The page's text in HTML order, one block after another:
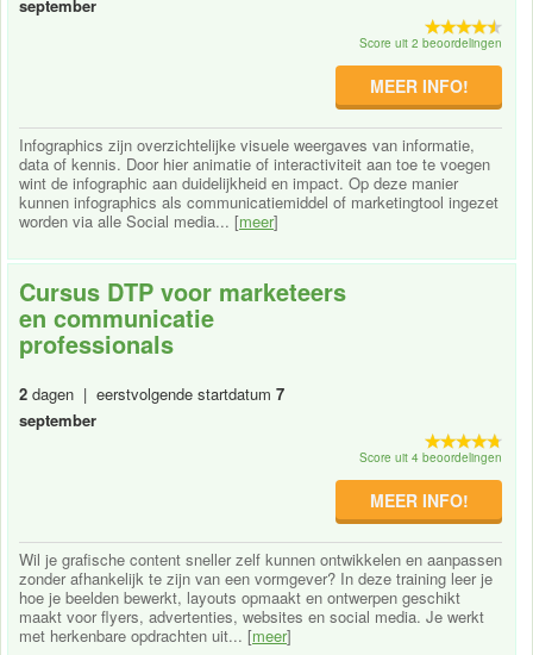
september
Score uit 2 beoordelingen
MEER INFO!
Infographics zijn overzichtelijke visuele weergaves van informatie,
data of kennis. Door hier animatie of interactiviteit aan toe te voegen
wint de infographic aan duidelijkheid en impact. Op deze manier
kunnen infographics als communicatiemiddel of marketingtool ingezet
worden via alle Social media... [meer]
Cursus DTP voor marketeers
en communicatie
professionals
2 dagen | eerstvolgende startdatum 7
september
Score uit 4 beoordelingen
MEER INFO!
Wil je grafische content sneller zelf kunnen ontwikkelen en aanpassen
zonder afhankelijk te zijn van een vormgever? In deze training leer je
hoe je beelden bewerkt, layouts opmaakt en ontwerpen geschikt
maakt voor flyers, advertenties, websites en social media. Je werkt
met herkenbare opdrachten uit... [meer]